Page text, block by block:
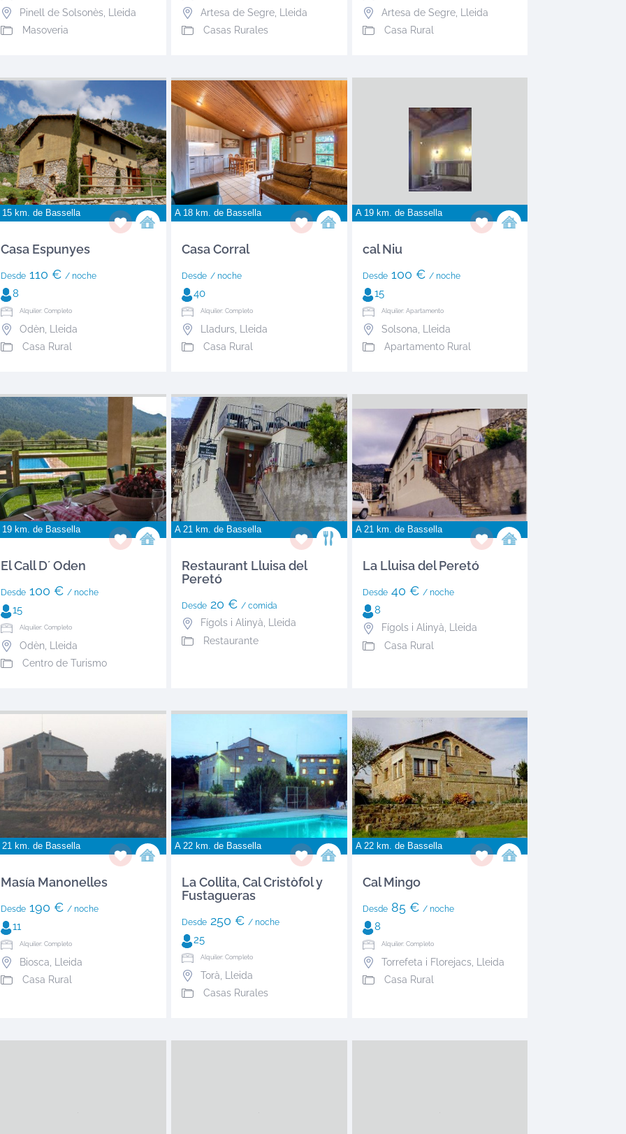
Pinell de Solsonès Lleida
Masoveria
Artesa de Segre, Lleida
Casas Rurales
Artesa de Segre, Lleida
Casa Rural
15 km. de Bassella
Casa Espunyes
Desde 110 € / noche
8
Alquiler: Completo
Odèn Lleida
Casa Rural
A 18 km. de Bassella
Casa Corral
Desde / noche
40
Alquiler: Completo
Lladurs, Lleida
Casa Rural
A 19 km. de Bassella
cal Niu
Desde100 € / noche
15
Alquiler: Apartamento
Solsona Lleida
Apartamento Rural
19 km. de Bassella
El Call D´ Oden
Desde 100 € / noche
15
Alquiler: Completo
Odèn
Lleida
Centro de Turismo
A 21 km. de Bassella
Restaurant Lluisa del
Peretó
Desde20 € / comida
Fígols i Alinyà, Lleida
Restaurante
A 21 km. de Bassella
La Lluisa del Peretó
Desde40 € / noche
8
Fígols i Alinyà, Lleida
Casa Rural
21 km. de Bassella
Masía Manonelles
Desde 190 € / noche
11
Alquiler: Completo
Biosca
Lleida
Casa Rural
A 22 km. de Bassella
La Collita, Cal Cristòfol y
Fustagueras
Desde250 € / noche
25
Alquiler: Completo
Torà
Lleida
Casas Rurales
A 22 km. de Bassella
Cal Mingo
Desde85 € / noche
8
Alquiler: Completo
Torrefeta i Florejacs,
Lleida
Casa Rural